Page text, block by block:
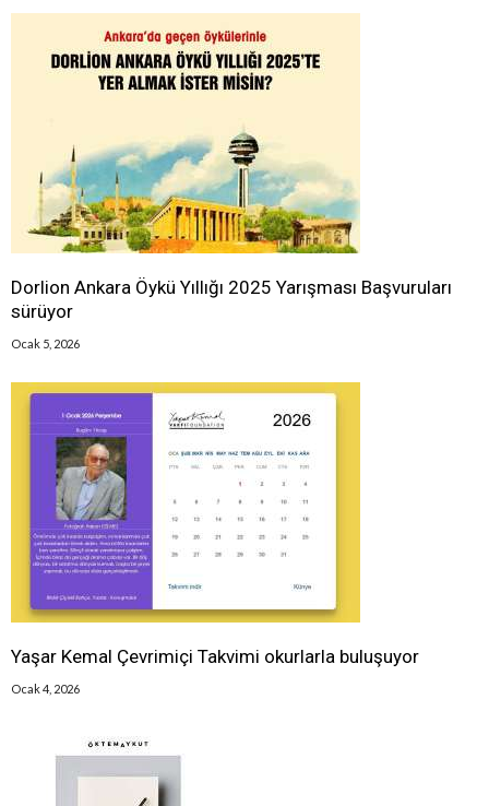
Dorlion Ankara Öykü Yıllığı 2025 Yarışması Başvuruları
sürüyor
Ocak 5, 2026
Yaşar Kemal Çevrimiçi Takvimi okurlarla buluşuyor
Ocak 4, 2026